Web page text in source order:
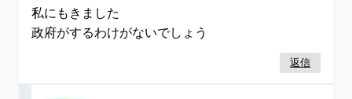
私にもきました
政府がするわけがないでしょう
返信